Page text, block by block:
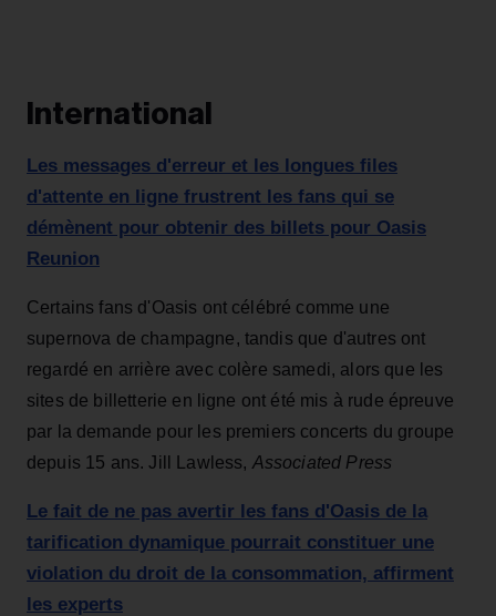
International
Les messages d'erreur et les longues files
d'attente en ligne frustrent les fans qui se
démènent pour obtenir des billets pour Oasis
Reunion
Certains fans d'Oasis ont célébré comme une
supernova de champagne, tandis que d'autres ont
regardé en arrière avec colère samedi, alors que les
sites de billetterie en ligne ont été mis à rude épreuve
par la demande pour les premiers concerts du groupe
depuis 15 ans. Jill Lawless, Associated Press
Le fait de ne pas avertir les fans d'Oasis de la
tarification dynamique pourrait constituer une
violation du droit de la consommation, affirment
les experts